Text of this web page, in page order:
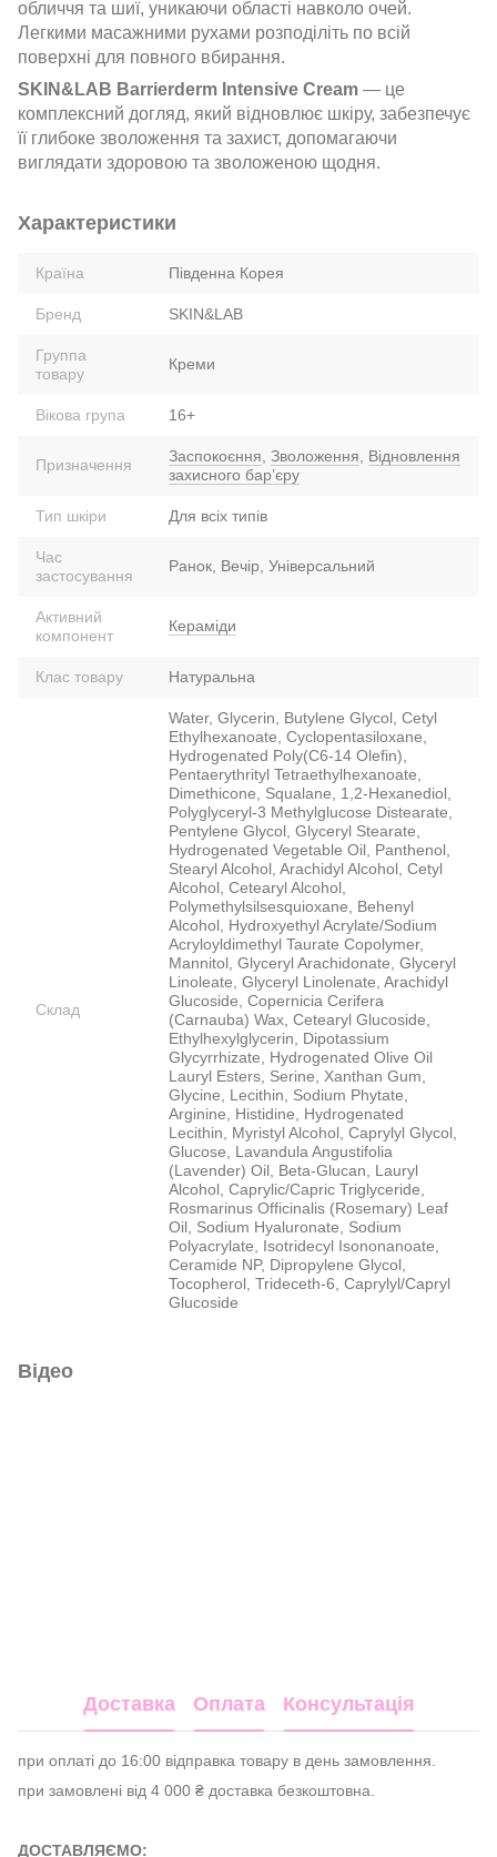
обличчя та шиї, уникаючи області навколо очей.
Легкими масажними рухами розподіліть по всій
поверхні для повного вбирання.
SKIN&LAB Barrierderm Intensive Cream — це
комплексний догляд, який відновлює шкіру, забезпечує
її глибоке зволоження та захист, допомагаючи
виглядати здоровою та зволоженою щодня.
Характеристики
Країна Південна Корея
Бренд SKIN&LAB
Группа
товару
Креми
Вікова група 16+
Призначення Заспокоєння Зволоження
Відновлення
захисного барʼєру
Тип шкіри Для всіх типів
Час
застосування
Ранок, Вечір, Універсальний
Активний
компонент
Кераміди
Клас товару Натуральна
Склад
Water, Glycerin, Butylene Glycol, Cetyl
Ethylhexanoate, Cyclopentasiloxane,
Hydrogenated Poly(C6-14 Olefin),
Pentaerythrityl Tetraethylhexanoate,
Dimethicone, Squalane, 1,2-Hexanediol,
Polyglyceryl-3 Methylglucose Distearate,
Pentylene Glycol, Glyceryl Stearate,
Hydrogenated Vegetable Oil, Panthenol,
Stearyl Alcohol, Arachidyl Alcohol, Cetyl
Alcohol, Cetearyl Alcohol,
Polymethylsilsesquioxane, Behenyl
Alcohol, Hydroxyethyl Acrylate/Sodium
Acryloyldimethyl Taurate Copolymer,
Mannitol, Glyceryl Arachidonate, Glyceryl
Linoleate, Glyceryl Linolenate, Arachidyl
Glucoside, Copernicia Cerifera
(Carnauba) Wax, Cetearyl Glucoside,
Ethylhexylglycerin, Dipotassium
Glycyrrhizate, Hydrogenated Olive Oil
Lauryl Esters, Serine, Xanthan Gum,
Glycine, Lecithin, Sodium Phytate,
Arginine, Histidine, Hydrogenated
Lecithin, Myristyl Alcohol, Caprylyl Glycol,
Glucose, Lavandula Angustifolia
(Lavender) Oil, Beta-Glucan, Lauryl
Alcohol, Caprylic/Capric Triglyceride,
Rosmarinus Officinalis (Rosemary) Leaf
Oil, Sodium Hyaluronate, Sodium
Polyacrylate, Isotridecyl Isononanoate,
Ceramide NP, Dipropylene Glycol,
Tocopherol, Trideceth-6, Caprylyl/Capryl
Glucoside
Відео
Доставка Оплата Консультація
при оплаті до 16:00 відправка товару в день замовлення.
при замовлені від 4 000 ₴ доставка безкоштовна.
ДОСТАВЛЯЄМО: